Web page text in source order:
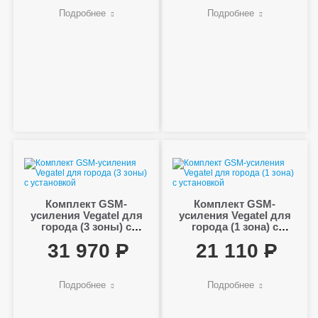
Подробнее Подробнее
Комплект GSM-
усиления Vegatel для
города (3 зоны) с
31 970
Подробнее
Комплект GSM-
усиления Vegatel для
города (1 зона) с
21 110
Подробнее